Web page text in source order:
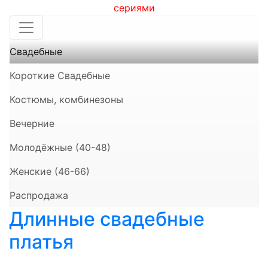
сериями
Свадебные
Короткие Свадебные
Костюмы, комбинезоны
Вечерние
Молодёжные (40-48)
Женские (46-66)
Распродажа
Длинные свадебные
платья